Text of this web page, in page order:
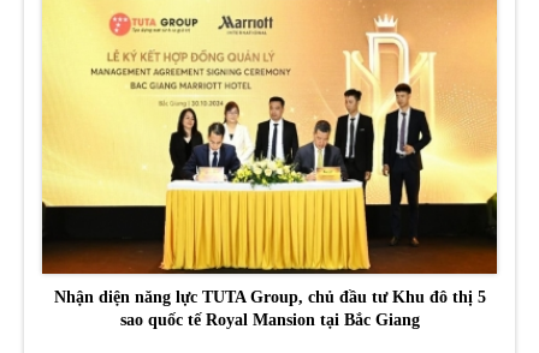
Nhận diện năng lực TUTA Group, chủ đầu tư Khu đô thị 5
sao quốc tế Royal Mansion tại Bắc Giang